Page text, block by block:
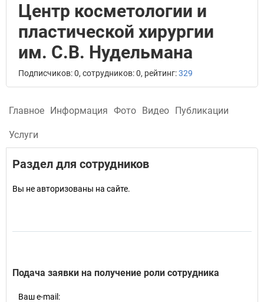
Центр косметологии и
пластической хирургии
им. С.В. Нудельмана
Подписчиков: 0, сотрудников: 0, рейтинг:329
Главное Информация Фото Видео Публикации
Услуги
Раздел для сотрудников
Вы не авторизованы на сайте.
Подача заявки на получение роли сотрудника
Ваш e-mail: